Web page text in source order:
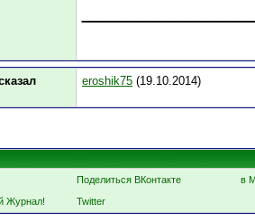
eroshik75 (19.10.2014)
Поделиться ВКонтакте
в
Журнал!
Twitter